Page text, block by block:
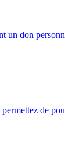
un don
de